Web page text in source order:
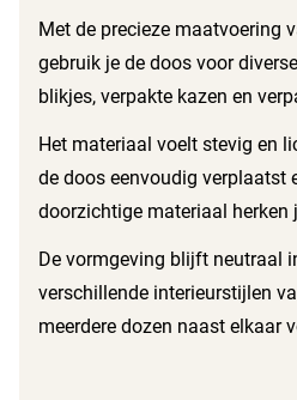
Met de precieze maatvoering
gebruik je de doos voor
blikjes, verpakte kazen en
Het materiaal voelt stevig en
de doos eenvoudig verplaatst
doorzichtige materiaal herken
De vormgeving blijft neutraal
verschillende interieurstijlen
meerdere dozen naast elkaar